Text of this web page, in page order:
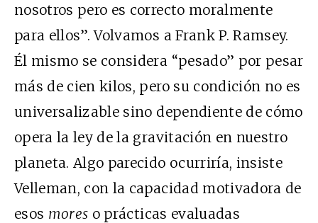
nosotros pero es correcto moralmente
para ellos”. Volvamos a Frank P. Ramsey.
Él mismo se considera “pesado” por pesar
más de cien kilos, pero su condición no es
universalizable sino dependiente de cómo
opera la ley de la gravitación en nuestro
planeta. Algo parecido ocurriría, insiste
Velleman, con la capacidad motivadora de
esos mores o prácticas evaluadas